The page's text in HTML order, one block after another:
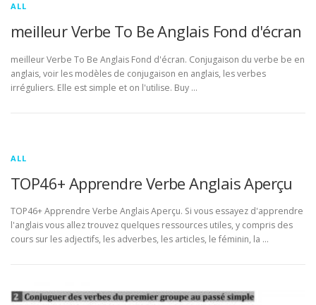
ALL
meilleur Verbe To Be Anglais Fond d'écran
meilleur Verbe To Be Anglais Fond d'écran. Conjugaison du verbe be en
anglais, voir les modèles de conjugaison en anglais, les verbes
irréguliers. Elle est simple et on l'utilise. Buy …
ALL
TOP46+ Apprendre Verbe Anglais Aperçu
TOP46+ Apprendre Verbe Anglais Aperçu. Si vous essayez d'apprendre
l'anglais vous allez trouvez quelques ressources utiles, y compris des
cours sur les adjectifs, les adverbes, les articles, le féminin, la …